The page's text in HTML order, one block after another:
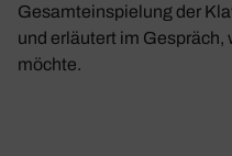
Gesamteinspielung der
und erläutert im Gespräch,
möchte.